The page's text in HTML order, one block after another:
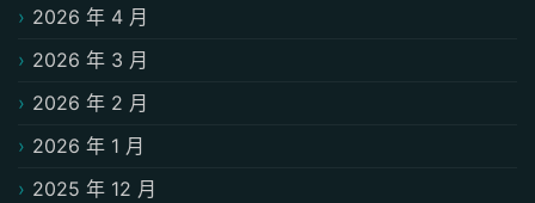
2026 年 4 月
2026 年 3 月
2026 年 2 月
2026 年 1 月
2025 年 12 月